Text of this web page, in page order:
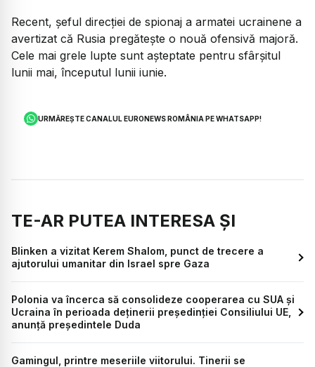
Recent, șeful direcției de spionaj a armatei ucrainene a
avertizat că Rusia pregătește o nouă ofensivă majoră.
Cele mai grele lupte sunt așteptate pentru sfârșitul
lunii mai, începutul lunii iunie.
URMĂREȘTE CANALUL EURONEWS ROMÂNIA PE WHATSAPP!
TE-AR PUTEA INTERESA ȘI
Blinken a vizitat Kerem Shalom, punct de trecere a
ajutorului umanitar din Israel spre Gaza
Polonia va încerca să consolideze cooperarea cu SUA și
Ucraina în perioada deţinerii preşedinţiei Consiliului UE,
anunţă preşedintele Duda
Gamingul, printre meseriile viitorului. Tinerii se